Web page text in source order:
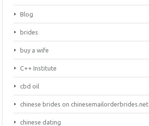
Blog
brides
buy a wife
C++ Institute
cbd oil
chinese brides on chinesemailorderbrides.net
chinese dating